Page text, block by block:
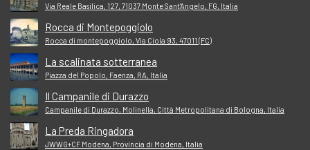
Via Reale Basilica, 127, 71037 Monte Sant'Angelo, FG, Italia
Rocca di Montepoggiolo
Rocca di montepoggiolo, Via Ciola 93, 47011 (FC)
La scalinata sotterranea
Piazza del Popolo, Faenza, RA, Italia
Il Campanile di Durazzo
Campanile di Durazzo, Molinella, Città Metropolitana di Bologna, Italia
La Preda Ringadora
JWWG+CF Modena, Provincia di Modena, Italia